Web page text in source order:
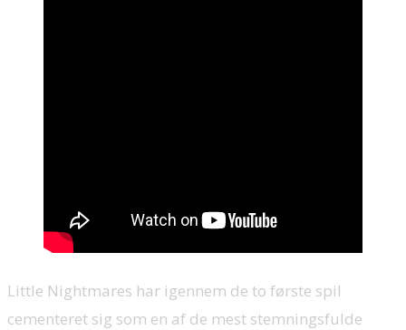
Little Nightmares har igennem de to første spil
cementeret sig som en af de mest stemningsfulde